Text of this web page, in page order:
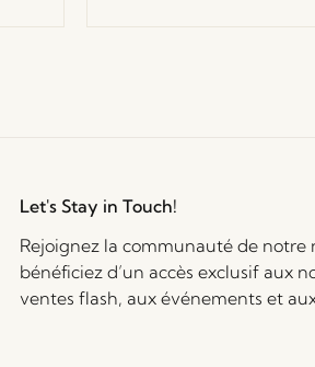
Let's Stay in Touch!
Rejoignez la communauté de notre
bénéficiez d’un accès exclusif aux
ventes flash, aux événements et